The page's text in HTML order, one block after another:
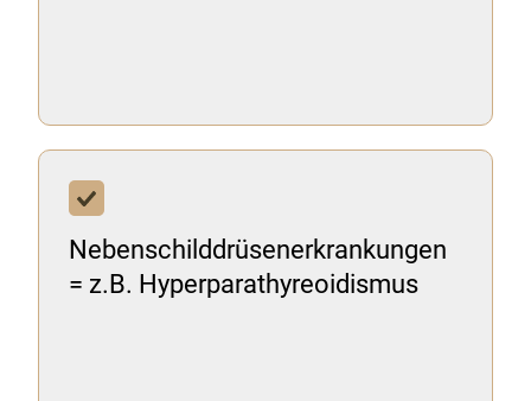
Nebenschilddrüsenerkrankungen
= z.B. Hyperparathyreoidismus